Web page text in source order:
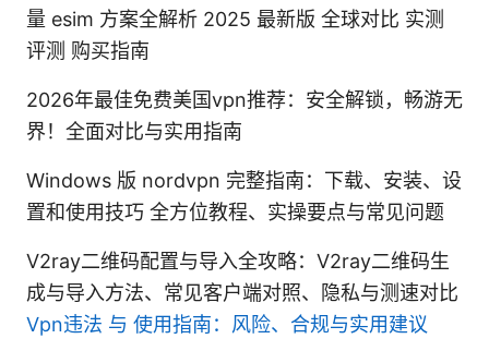
量 esim 方案全解析 2025 最新版 全球对比 实测
评测 购买指南
2026年最佳免费美国vpn推荐：安全解锁，畅游无
界！全面对比与实用指南
Windows 版 nordvpn 完整指南：下载、安装、设
置和使用技巧 全方位教程、实操要点与常见问题
V2ray二维码配置与导入全攻略：V2ray二维码生
成与导入方法、常见客户端对照、隐私与测速对比
Vpn违法 与 使用指南：风险、合规与实用建议